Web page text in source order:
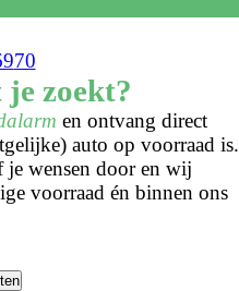
70
zoekt?
en ontvang direct
auto op voorraad is.
je wensen door en wij
voorraad én binnen ons